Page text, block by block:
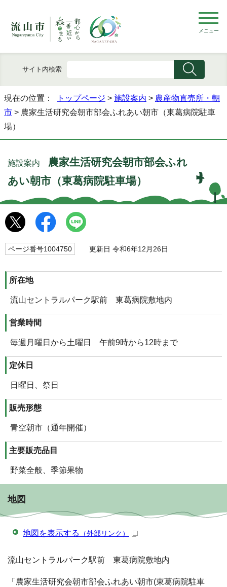
メニュー
サイト内検索
現在の位置： トップページ > 施設案内 > 農産物直売所・朝
市 > 農家生活研究会朝市部会ふれあい朝市（東葛病院駐車
場）
施設案内 農家生活研究会朝市部会ふれ
あい朝市（東葛病院駐車場）
ページ番号1004750 更新日 令和6年12月26日
所在地
流山セントラルパーク駅前 東葛病院敷地内
営業時間
毎週月曜日から土曜日 午前9時から12時まで
定休日
日曜日、祭日
販売形態
青空朝市（通年開催）
主要販売品目
野菜全般、季節果物
地図
地図を表示する （外部リンク）
流山セントラルパーク駅前 東葛病院敷地内
「農家生活研究会朝市部会ふれあい朝市(東葛病院駐車